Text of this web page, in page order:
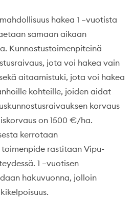
hakea 1 –vuotista
samaan aikaan
Kunnostustoimenpiteinä
jota voi hakea vain
aitaamistuki, jota voi hakea
kohteille, joiden aidat
korvaus
on 1500 €/ha.
kerrotaan
rastitaan Vipu-
1 –vuotisen
hakuvuonna, jolloin